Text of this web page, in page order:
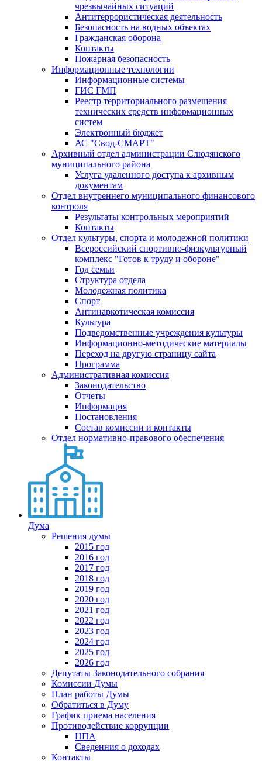
чрезвычайных ситуаций
Антитеррористическая деятельность
Безопасность на водных объектах
Гражданская оборона
Контакты
Пожарная безопасность
Информационные технологии
Информационные системы
ГИС ГМП
Реестр территориального размещения
технических средств информационных
систем
Электронный бюджет
АС "Свод-СМАРТ"
Архивный отдел администрации Слюдянского
муниципального района
Услуга удаленного доступа к архивным
документам
Отдел внутреннего муниципального финансового
контроля
Результаты контрольных мероприятий
Контакты
Отдел культуры, спорта и молодежной политики
Всероссийский спортивно-физкультурный
комплекс "Готов к труду и обороне"
Год семьи
Структура отдела
Молодежная политика
Спорт
Антинаркотическая комиссия
Культура
Подведомственные учреждения культуры
Информационно-методические материалы
Переход на другую страницу сайта
Программа
Административная комиссия
Законодательство
Отчеты
Информация
Постановления
Состав комиссии и контакты
Отдел нормативно-правового обеспечения
Дума
Решения думы
2015 год
2016 год
2017 год
2018 год
2019 год
2020 год
2021 год
2022 год
2023 год
2024 год
2025 год
2026 год
Депутаты Законодательного собрания
Комиссии Думы
План работы Думы
Обратиться в Думу
График приема населения
Противодействие коррупции
НПА
Сведенния о доходах
Контакты